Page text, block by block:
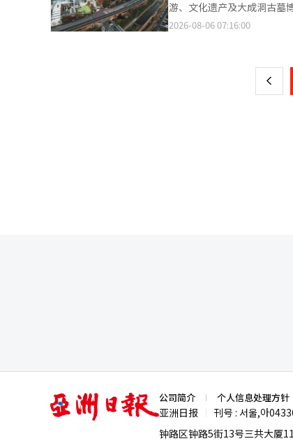
多种二次创作。消费、参与
位热爱漫画、动画和日本主
指出：“用户不仅仅满足于
自己的回忆。这种体验形
特拉·欧拉提欧》相关的预
认可，这让实际负责的工
们在创作时努力保留手工
励。” 迪那米斯元未来将
剧、舞蹈、音乐、传统艺术
行政审核、按类别审查及艺
※ 本报道经人工智能（AI）
游、文化遗产及大成洞古墓
连池公园的文化广场。市政
行性研究和实施方案的研
提出约为800亿韩元。市政
1200万韩元，并在2027年
期间，将提供夜间星座体
儿童解说员等多种体验项
文化的环境，同时提升利
2026-08-06 07:16:00
上
亚
洲
日
公司简介 个人信息处理方针
亚洲日报 刊号 : 서울,아
钟路区钟路5街13号三共大厦